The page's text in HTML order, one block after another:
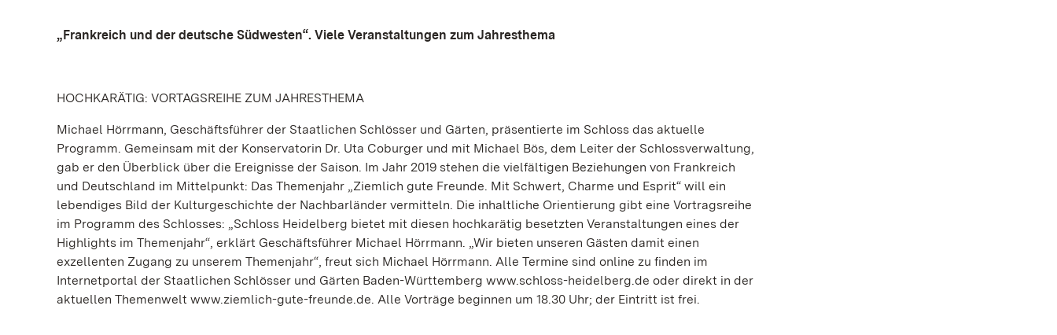
„Frankreich und der deutsche Südwesten“. Viele Veranstaltungen zum Jahresthema
HOCHKARÄTIG: VORTAGSREIHE ZUM JAHRESTHEMA
Michael Hörrmann, Geschäftsführer der Staatlichen Schlösser und Gärten, präsentierte im Schloss das aktuelle
Programm. Gemeinsam mit der Konservatorin Dr. Uta Coburger und mit Michael Bös, dem Leiter der Schlossverwaltung,
gab er den Überblick über die Ereignisse der Saison. Im Jahr 2019 stehen die vielfältigen Beziehungen von Frankreich
und Deutschland im Mittelpunkt: Das Themenjahr „Ziemlich gute Freunde. Mit Schwert, Charme und Esprit“ will ein
lebendiges Bild der Kulturgeschichte der Nachbarländer vermitteln. Die inhaltliche Orientierung gibt eine Vortragsreihe
im Programm des Schlosses: „Schloss Heidelberg bietet mit diesen hochkarätig besetzten Veranstaltungen eines der
Highlights im Themenjahr“, erklärt Geschäftsführer Michael Hörrmann. „Wir bieten unseren Gästen damit einen
exzellenten Zugang zu unserem Themenjahr“, freut sich Michael Hörrmann. Alle Termine sind online zu finden im
Internetportal der Staatlichen Schlösser und Gärten Baden-Württemberg www.schloss-heidelberg.de oder direkt in der
aktuellen Themenwelt www.ziemlich-gute-freunde.de. Alle Vorträge beginnen um 18.30 Uhr; der Eintritt ist frei.